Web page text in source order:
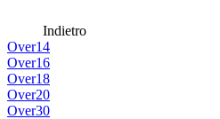
Indietro
Over14
Over16
Over18
Over20
Over30